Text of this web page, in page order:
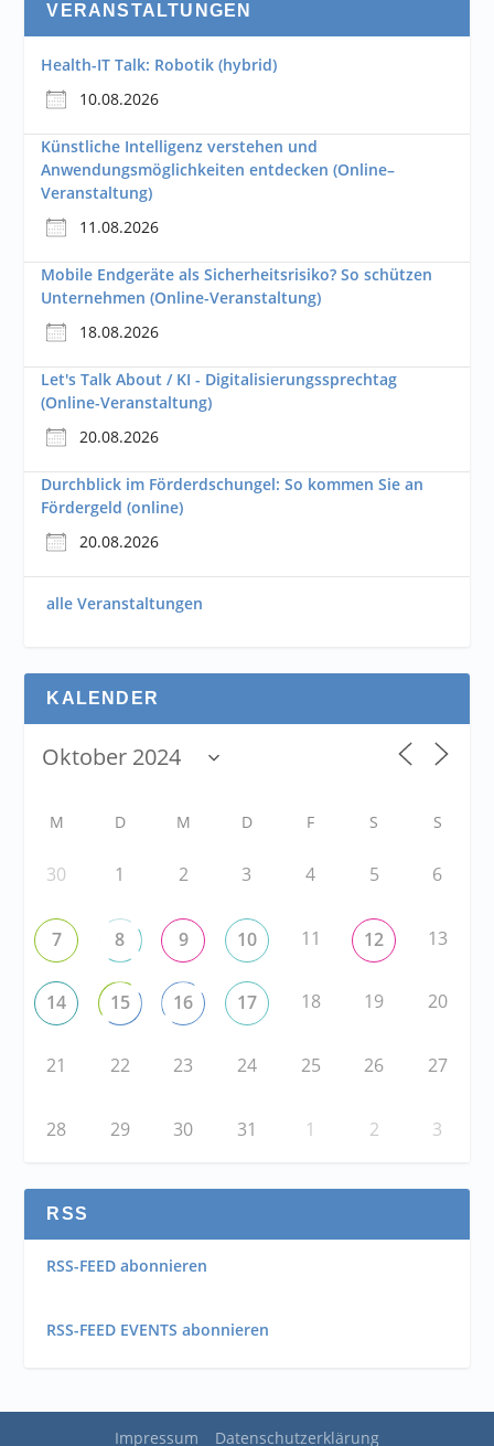
VERANSTALTUNGEN
Health-IT Talk: Robotik (hybrid)
10.08.2026
Künstliche Intelligenz verstehen und
Anwendungsmöglichkeiten entdecken (Online–
Veranstaltung)
11.08.2026
Mobile Endgeräte als Sicherheitsrisiko? So schützen
Unternehmen (Online-Veranstaltung)
18.08.2026
Let's Talk About / KI - Digitalisierungssprechtag
(Online-Veranstaltung)
20.08.2026
Durchblick im Förderdschungel: So kommen Sie an
Fördergeld (online)
20.08.2026
alle Veranstaltungen
KALENDER
M D M D F S S
30 1 2 3 4 5 6
7 8 9 10 11 12 13
14 15 16 17 18 19 20
21 22 23 24 25 26 27
28 29 30 31 1 2 3
RSS
RSS-FEED abonnieren
RSS-FEED EVENTS abonnieren
Impressum Datenschutzerklärung